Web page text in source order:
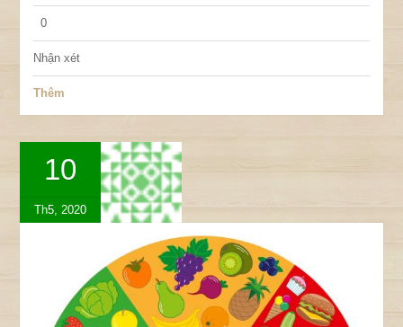
0
Nhận xét
Thêm
10
Th5, 2020